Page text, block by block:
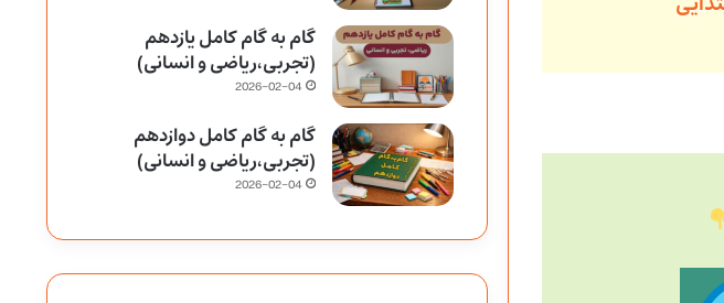
گام به گام کامل یازدهم
(تجربی،ریاضی و انسانی)
2026-02-04
گام به گام کامل دوازدهم
(تجربی،ریاضی و انسانی)
2026-02-04